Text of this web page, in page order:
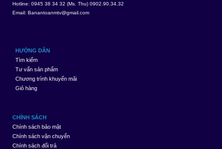
Hotline: 0945 38 34 32 (Ms. Thu) 0902.90.34.32
Email: Banantoanmtv@gmail.com
HƯỚNG DẪN
Tìm kiếm
Tư vấn sản phẩm
Chương trình khuyến mãi
Giỏ hàng
CHÍNH SÁCH
Chính sách bảo mật
Chính sách vận chuyển
Chính sách đổi trả